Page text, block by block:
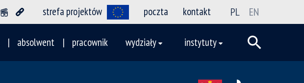
strefa projektów poczta kontakt PL EN
absolwent pracownik wydziały instytuty